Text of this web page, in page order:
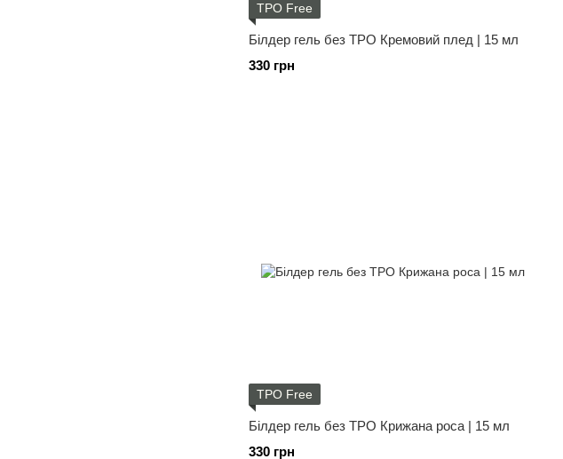
TPO Free
Білдер гель без ТРО Кремовий плед | 15 мл
330 грн
TPO Free
Білдер гель без ТРО Крижана роса | 15 мл
330 грн